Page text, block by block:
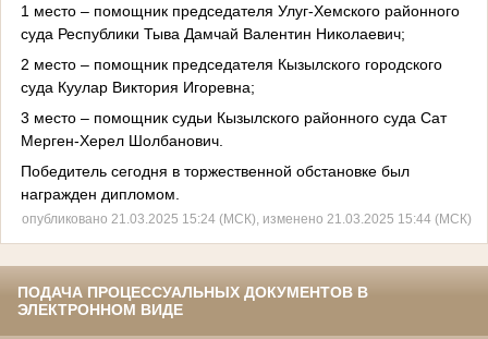
1 место – помощник председателя Улуг-Хемского районного
суда Республики Тыва Дамчай Валентин Николаевич;
2 место – помощник председателя Кызылского городского
суда Куулар Виктория Игоревна;
3 место – помощник судьи Кызылского районного суда Сат
Мерген-Херел Шолбанович.
Победитель сегодня в торжественной обстановке был
награжден дипломом.
опубликовано 21.03.2025 15:24 (МСК), изменено 21.03.2025 15:44 (МСК)
ПОДАЧА ПРОЦЕССУАЛЬНЫХ ДОКУМЕНТОВ В
ЭЛЕКТРОННОМ ВИДЕ